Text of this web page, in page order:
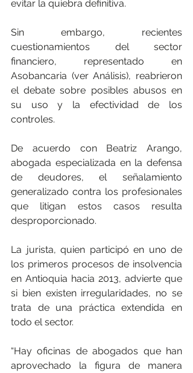
evitar la quiebra definitiva.
Sin embargo, recientes
cuestionamientos del sector
financiero, representado en
Asobancaria (ver Análisis), reabrieron
el debate sobre posibles abusos en
su uso y la efectividad de los
controles.
De acuerdo con Beatriz Arango,
abogada especializada en la defensa
de deudores, el señalamiento
generalizado contra los profesionales
que litigan estos casos resulta
desproporcionado.
La jurista, quien participó en uno de
los primeros procesos de insolvencia
en Antioquia hacia 2013, advierte que
si bien existen irregularidades, no se
trata de una práctica extendida en
todo el sector.
“Hay oficinas de abogados que han
aprovechado la figura de manera